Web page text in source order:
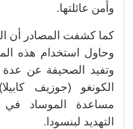
وأمن عائلتها.
كما كشفت المصادر أن
وحاول استخدام هذه
وتفيد الصحيفة عن
الكونغو (جوزيف
مساعدة الموساد في
التهديد لبنسودا.